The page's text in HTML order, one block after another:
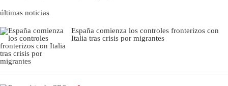
últimas noticias
España comienza los controles fronterizos con
Italia tras crisis por migrantes